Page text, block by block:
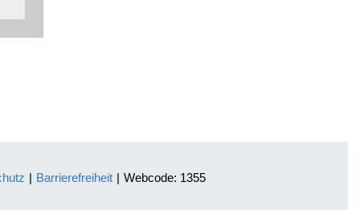
| Barrierefreiheit | Webcode: 1355